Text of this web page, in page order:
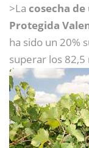
>La cosecha de
Protegida
ha sido un 20%
superar los